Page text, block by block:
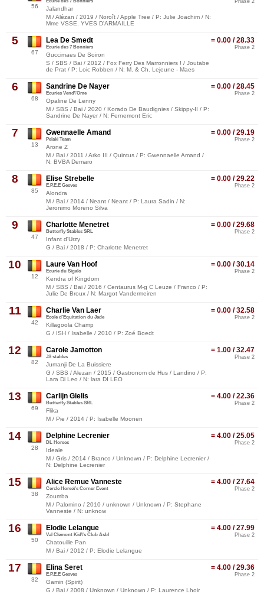
56
Jalandhar
M / Alézan / 2019 / Noroît / Apple Tree / P: Julie Joachim / N:
Mme VSSE. YVES D'ARMAILLE
5
67
= 0.00 / 28.33
Phase 2
Lea De Smedt
Ecurie des 7 Bonniers
Guccimaes De Soiron
S / SBS / Bai / 2012 / Fox Ferry Des Marronniers ! / Joutabe
de Prat / P: Loic Robben / N: M. & Ch. Lejeune - Maes
6
68
= 0.00 / 28.45
Phase 2
Sandrine De Nayer
Ecuries Vend\'Ome
Opaline De Lenny
M / SBS / Bai / 2020 / Korado De Baudignies / Skippy-II / P:
Sandrine De Nayer / N: Fernemont Eric
7
13
= 0.00 / 29.19
Phase 2
Gwennaelle Amand
Pelaki Team
Arone Z
M / Bai / 2011 / Arko III / Quintus / P: Gwennaelle Amand /
N: BVBA Demaro
8
85
= 0.00 / 29.22
Phase 2
Elise Strebelle
E.P.E.E Gesves
Alondra
M / Bai / 2014 / Neant / Neant / P: Laura Sadin / N:
Jeronimo Moreno Silva
9
47
= 0.00 / 29.68
Phase 2
Charlotte Menetret
Butterfly Stables SRL
Infant d'Urzy
G / Bai / 2018 / P: Charlotte Menetret
10
12
= 0.00 / 30.14
Phase 2
Laure Van Hoof
Ecurie du Sigalo
Kendra of Kingdom
M / SBS / Bai / 2016 / Centaurus M-g C Leuze / Franco / P:
Julie De Broux / N: Margot Vandermeiren
11
42
= 0.00 / 32.58
Phase 2
Charlie Van Laer
Ecole d'Equitation du Jade
Killagoola Champ
G / ISH / Isabelle / 2010 / P: Zoé Boedt
12
82
= 1.00 / 32.47
Phase 2
Carole Jamotton
JS stables
Jumanji De La Buissiere
G / SBS / Alezan / 2015 / Gastronom de Hus / Landino / P:
Lara Di Leo / N: lara DI LEO
13
69
= 4.00 / 22.36
Phase 2
Carlijn Gielis
Butterfly Stables SRL
Flika
M / Pie / 2014 / P: Isabelle Moonen
14
28
= 4.00 / 25.05
Phase 2
Delphine Lecrenier
DL Horses
Ideale
M / Gris / 2014 / Branco / Unknown / P: Delphine Lecrenier /
N: Delphine Lecrenier
15
38
= 4.00 / 27.64
Phase 2
Alice Remue Vanneste
Cercle Horse\'s Corner Event
Zoumba
M / Palomino / 2010 / unknown / Unknown / P: Stephane
Vanneste / N: unknow
16
50
= 4.00 / 27.99
Phase 2
Elodie Lelangue
Val Clemont Kid\'s Club Asbl
Chatouille Pan
M / Bai / 2012 / P: Elodie Lelangue
17
32
= 4.00 / 29.36
Phase 2
Elina Seret
E.P.E.E Gesves
Gamin (Spirit)
G / Bai / 2008 / Unknown / Unknown / P: Laurence Lhoir